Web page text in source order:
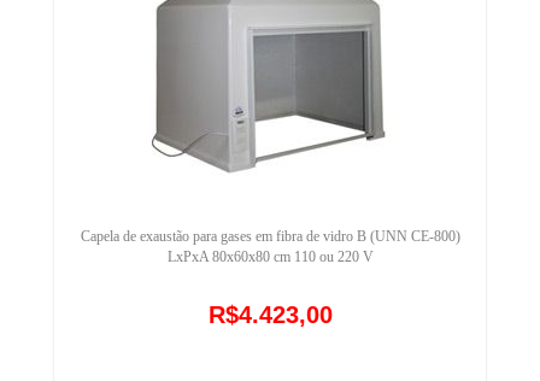
Capela de exaustão para gases em fibra de vidro B (UNN CE-800)
LxPxA 80x60x80 cm 110 ou 220 V
R$4.423,00